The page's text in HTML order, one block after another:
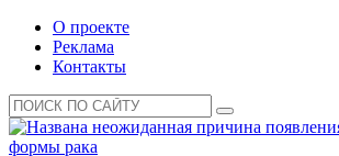
О проекте
Реклама
Контакты